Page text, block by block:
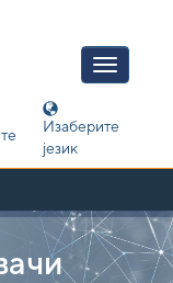
Изаберите
језик